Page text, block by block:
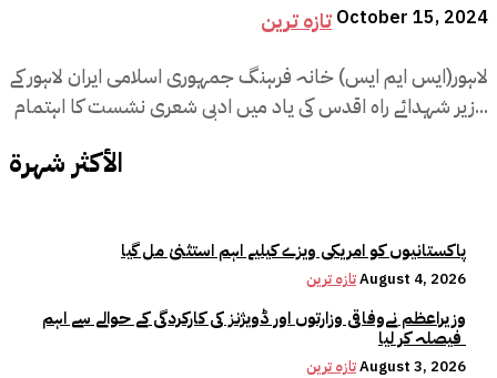
تازہ ترین October 15, 2024
لاہور(ایس ایم ایس) خانہ فرہنگ جمہوری اسلامی ایران لاہور کے
زیر شہدائے راہ اقدس کی یاد میں ادبی شعری نشست کا اہتمام...
الأكثر شهرة
پاکستانیوں کو امریکی ویزے کیلیے اہم استثنیٰ مل گیا
تازہ ترینAugust 4, 2026
وزیراعظم نےوفاقی وزارتوں اور ڈویژنز کی کارکردگی کے حوالے سے اہم
تازہ ترینAugust 3, 2026